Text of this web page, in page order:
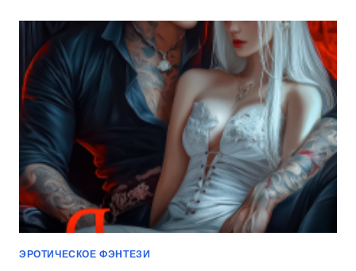
АЛЕКСАНДРОВ)
ЭРОТИЧЕСКОЕ ФЭНТЕЗИ